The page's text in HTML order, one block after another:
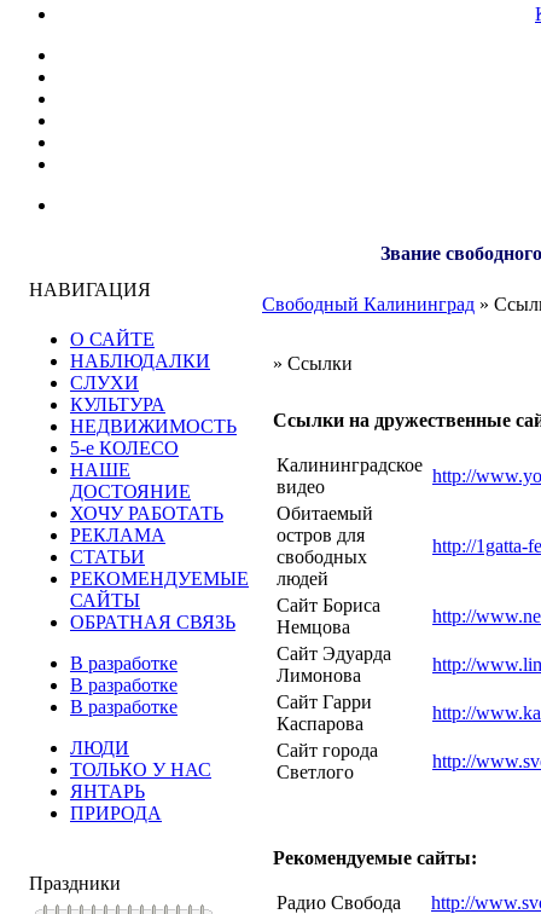
Звание
НАВИГАЦИЯ
О САЙТЕ
НАБЛЮДАЛКИ
СЛУХИ
КУЛЬТУРА
НЕДВИЖИМОСТЬ
5-е КОЛЕСО
НАШЕ
ДОСТОЯНИЕ
ХОЧУ РАБОТАТЬ
РЕКЛАМА
СТАТЬИ
РЕКОМЕНДУЕМЫЕ
САЙТЫ
ОБРАТНАЯ СВЯЗЬ
В разработке
В разработке
В разработке
ЛЮДИ
ТОЛЬКО У НАС
ЯНТАРЬ
ПРИРОДА
Праздники
Свободный Калининград »
» Ссылки
Ссылки на дружественные
Калининградское
видео
http://
Обитаемый
остров для
свободных
людей
http://1gatta-
Сайт Бориса
Немцова
http://
Сайт Эдуарда
Лимонова
http://
Сайт Гарри
Каспарова
http://
Сайт города
Светлого
http://
Рекомендуемые сайты:
Радио Свобода
http://